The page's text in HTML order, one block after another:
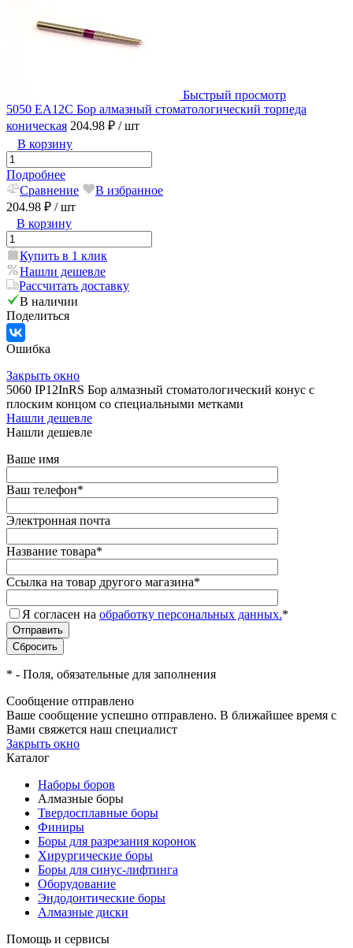
Быстрый просмотр
5050 EA12C Бор алмазный стоматологический торпеда
коническая 204.98 ₽ / шт
В корзину
Подробнее
Сравнение
В избранное
204.98 ₽ / шт
В корзину
Купить в 1 клик
Нашли дешевле
Рассчитать доставку
В наличии
Поделиться
Ошибка
Закрыть окно
5060 IP12InRS Бор алмазный стоматологический конус с
плоским концом со специальными метками
Нашли дешевле
Нашли дешевле
Ваше имя
Ваш телефон*
Электронная почта
Название товара*
Ссылка на товар другого магазина*
Я согласен на обработку персональных данных.*
* - Поля, обязательные для заполнения
Сообщение отправлено
Ваше сообщение успешно отправлено. В ближайшее время с
Вами свяжется наш специалист
Закрыть окно
Каталог
Наборы боров
Алмазные боры
Твердосплавные боры
Финиры
Боры для разрезания коронок
Хирургические боры
Боры для синус-лифтинга
Оборудование
Эндодонтические боры
Алмазные диски
Помощь и сервисы